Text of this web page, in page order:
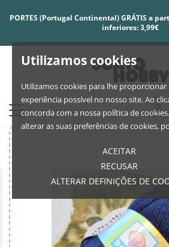
Utilizamos cookies
Utilizamos cookies para lhe
experiência possível no nosso site. Ao
concorda com a nossa política de
alterar as suas preferências de cookies,
ACEITAR
RECUSAR
ALTERAR DEFINIÇÕES DE
PORTES (Portugal Continental) GRÁTIS a
inferiores: 3,99€